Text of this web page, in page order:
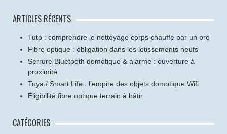
ARTICLES RÉCENTS
Tuto : comprendre le nettoyage corps chauffe par un pro
Fibre optique : obligation dans les lotissements neufs
Serrure Bluetooth domotique & alarme : ouverture à
proximité
Tuya / Smart Life : l’empire des objets domotique Wifi
Éligibilité fibre optique terrain à bâtir
CATÉGORIES